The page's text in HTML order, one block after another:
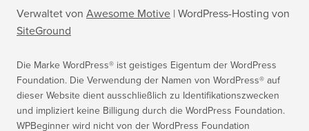
Verwaltet von Awesome Motive | WordPress-Hosting von
SiteGround
Die Marke WordPress® ist geistiges Eigentum der WordPress
Foundation. Die Verwendung der Namen von WordPress® auf
dieser Website dient ausschließlich zu Identifikationszwecken
und impliziert keine Billigung durch die WordPress Foundation.
WPBeginner wird nicht von der WordPress Foundation